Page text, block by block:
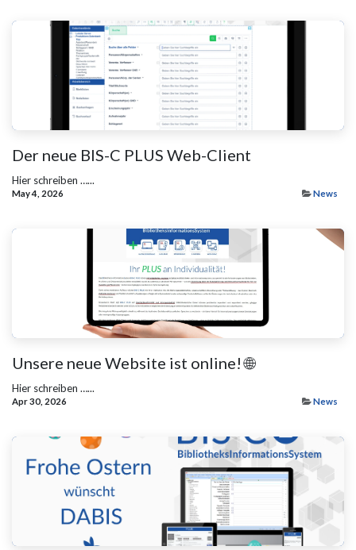
Der neue BIS-C PLUS Web-Client
Hier schreiben …...
May 4, 2026 News
Unsere neue Website ist online! 🌐
Hier schreiben …...
Apr 30, 2026 News